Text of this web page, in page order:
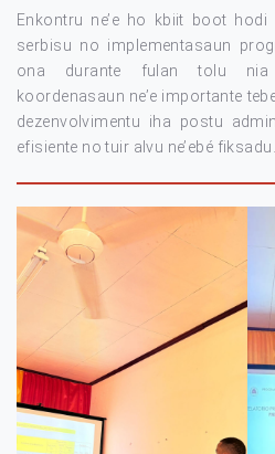
Enkontru ne’e ho kbiit boot
serbisu no implementasaun
ona durante fulan tolu nia
koordenasaun ne’e importante
dezenvolvimentu iha postu
efisiente no tuir alvu ne’ebé fiksadu.